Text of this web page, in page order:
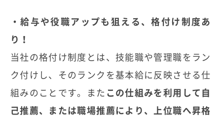
・給与や役職アップも狙える、格付け制度あ
り！
当社の格付け制度とは、技能職や管理職をラン
ク付けし、そのランクを基本給に反映させる仕
組みのことです。また この仕組みを利用して自
己推薦、または職場推薦により、上位職へ昇格